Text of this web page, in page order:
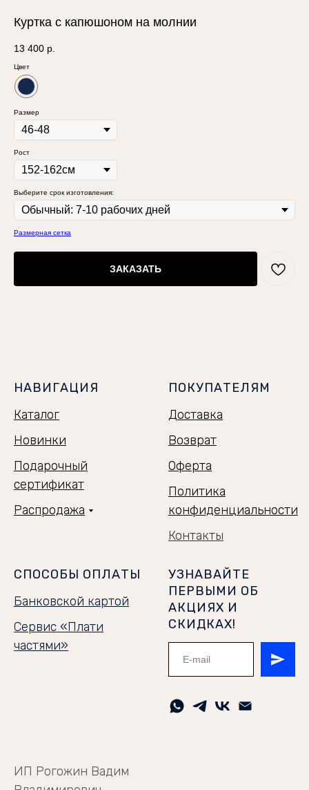
Куртка с капюшоном на молнии
13 400 р.
Цвет
Размер
Рост
Выберите срок изготовления:
Размерная сетка
ЗАКАЗАТЬ
НАВИГАЦИЯ
Каталог
Новинки
Подарочный
сертификат
Распродажа
ПОКУПАТЕЛЯМ
Доставка
Возврат
Оферта
Политика
конфиденциальности
Контакты
СПОСОБЫ ОПЛАТЫ
Банковской картой
Сервис «Плати
частями»
УЗНАВАЙТЕ
ПЕРВЫМИ ОБ
АКЦИЯХ И
СКИДКАХ!
ИП Рогожин Вадим